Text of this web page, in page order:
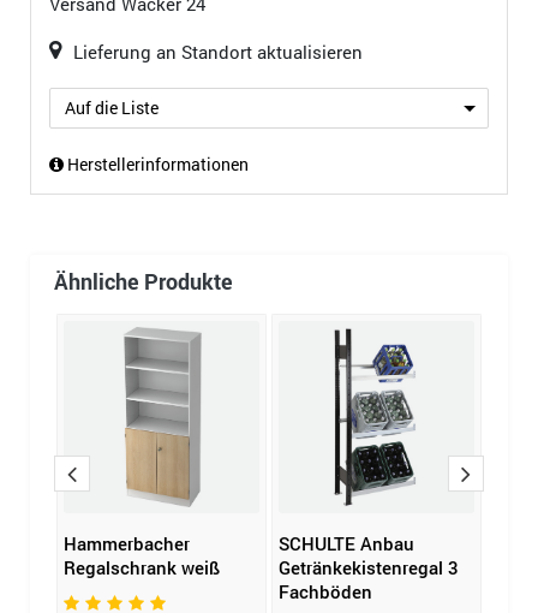
Lieferung an Standort aktualisieren
Auf die Liste
Herstellerinformationen
Ähnliche Produkte
Hammerbacher
Regalschrank weiß
SCHULTE Anbau
Getränkekistenregal 3
Fachböden